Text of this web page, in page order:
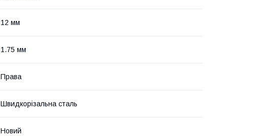
12 мм
1.75 мм
Права
Швидкорізальна сталь
Новий